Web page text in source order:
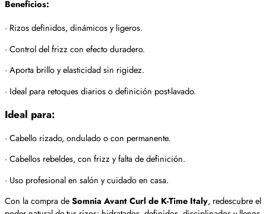
Beneficios:
· Rizos definidos, dinámicos y ligeros.
· Control del frizz con efecto duradero.
· Aporta brillo y elasticidad sin rigidez.
· Ideal para retoques diarios o definición post-lavado.
Ideal para:
· Cabello rizado, ondulado o con permanente.
· Cabellos rebeldes, con frizz y falta de definición.
· Uso profesional en salón y cuidado en casa.
Con la compra deSomnia Avant Curl de K-Time Italy, redescubre el